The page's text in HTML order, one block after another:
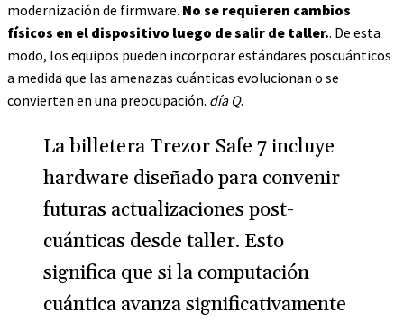
modernización de firmware. No se requieren cambios
físicos en el dispositivo luego de salir de taller.. De esta
modo, los equipos pueden incorporar estándares poscuánticos
a medida que las amenazas cuánticas evolucionan o se
convierten en una preocupación. día Q.
La billetera Trezor Safe 7 incluye
hardware diseñado para convenir
futuras actualizaciones post-
cuánticas desde taller. Esto
significa que si la computación
cuántica avanza significativamente